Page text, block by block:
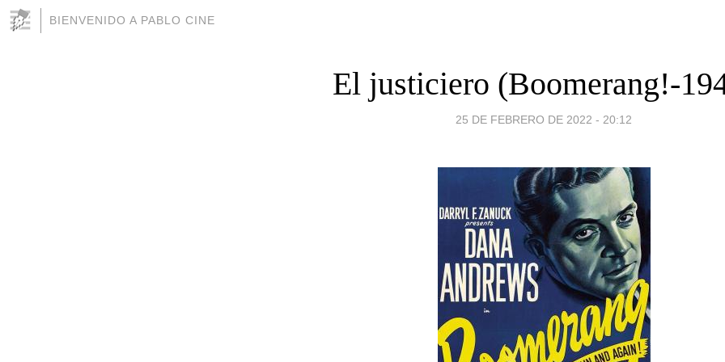
BIENVENIDO A PABLO CINE
El justiciero (Boomerang!-
25 DE FEBRERO DE 2022 - 20:12